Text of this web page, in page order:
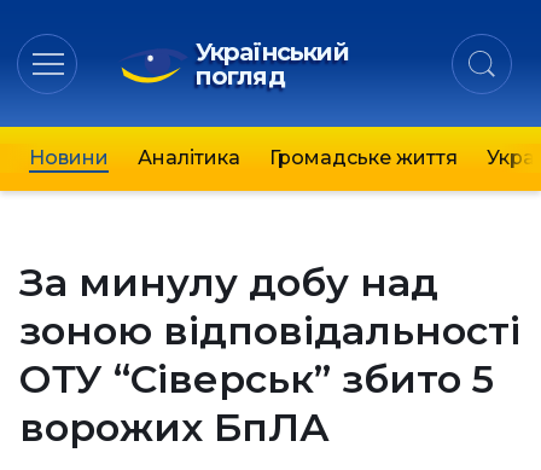
Український
погляд
Новини Аналітика Громадське життя
За минулу добу над
зоною відповідальності
ОТУ “Сіверськ” збито 5
ворожих БпЛА